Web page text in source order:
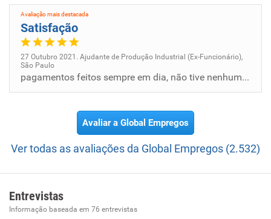
consolidando nosso papel como empresa referência em
prestação de serviços em recursos humanos, mão-de-obra
temporária e em regime CLT, administração de estagiários,
recrutamento e seleção, e contribuindo efetivamente com o
país na geração de emprego e renda.
Atender aos nossos clientes na medida de suas
necessidades, visando a sua satisfação plena, buscando
continuamente a melhoria dos nossos serviços e do nosso
Avaliação mais destacada
Satisfação
27 Outubro 2021. Ajudante de Produção Industrial (Ex-Funcionário),
São Paulo
pagamentos feitos sempre em dia, não tive nenhum tipo de problema
Avaliar a Global Empregos
Ver todas as avaliações da Global Empregos (2.532)
Entrevistas
Informação baseada em 76 entrevistas